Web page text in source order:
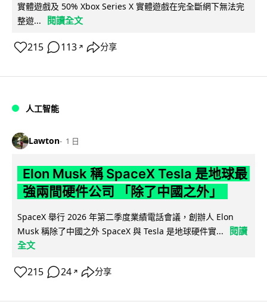
實體遊戲及 50% Xbox Series X 實體遊戲在完全斷網下無法完
整遊...
閱讀全文
215 113 ↗ 分享
人工智能
Lawton 1 日
Elon Musk 稱 SpaceX Tesla 是地球最
強兩間硬件公司 「除了中國之外」
SpaceX 舉行 2026 年第二季度業績電話會議，創辦人 Elon
Musk 稱除了中國之外 SpaceX 與 Tesla 是地球硬件實...
閱讀
全文
215 24 ↗ 分享